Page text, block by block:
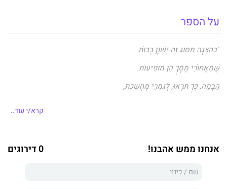
על הספר
"בְּהַצָּגָה מִסּוּג זֶה יֶשְׁנָן בֻּבּוֹת
שֶׁמֵּאֲחוֹרֵי מָסָךְ הֵן מוֹפִיעוֹת.
הַבָּמָה, כָּךְ תִּרְאוּ, לְגַמְרֵי מֻחְשֶׁכֶת,
קרא/י עוד..
אנחנו ממש אהבנו! 0 דירוגים